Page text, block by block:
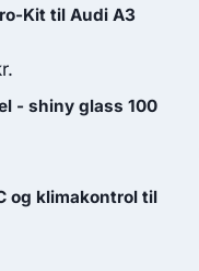
Kit til Audi A3
aktuelle
2,257.20 kr..
- shiny glass 100
og klimakontrol til